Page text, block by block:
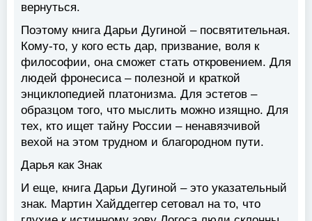
вернуться.
Поэтому книга Дарьи Дугиной – посвятительная.
Кому-то, у кого есть дар, призвание, воля к
философии, она сможет стать откровением. Для
людей фронесиса – полезной и краткой
энциклопедией платонизма. Для эстетов –
образцом того, что мыслить можно изящно. Для
тех, кто ищет тайну России – ненавязчивой
вехой на этом трудном и благородном пути.
Дарья как Знак
И еще, книга Дарьи Дугиной – это указательный
знак. Мартин Хайддеггер сетовал на то, что